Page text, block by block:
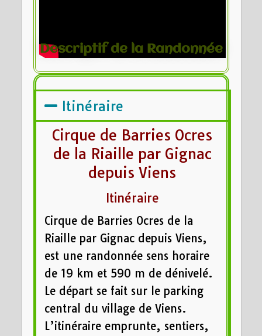
Descriptif de la Randonnée
Itinéraire
Cirque de Barries Ocres
de la Riaille par Gignac
depuis Viens
Itinéraire
Cirque de Barries Ocres de la
Riaille par Gignac depuis Viens,
est une randonnée sens horaire
de 19 km et 590 m de dénivelé.
Le départ se fait sur le parking
central du village de Viens.
L’itinéraire emprunte, sentiers,